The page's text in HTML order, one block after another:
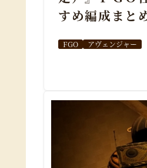
すめ編成まと
FGO アヴェンジャー